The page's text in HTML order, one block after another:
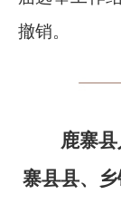
撤销。
鹿寨
寨县县、